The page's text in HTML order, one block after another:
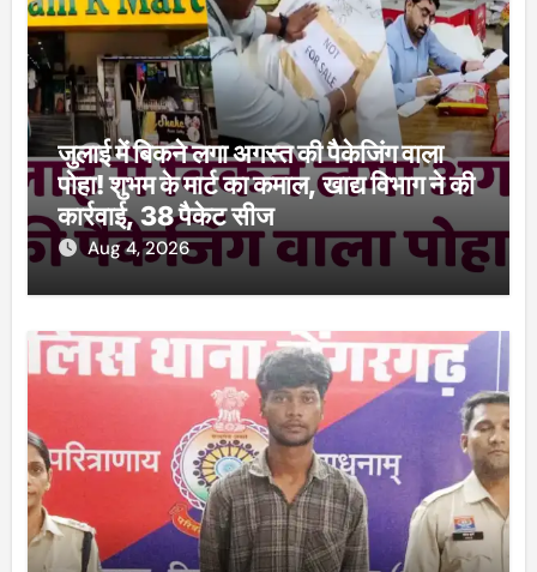
जुलाई में बिकने लगा अगस्त की पैकेजिंग वाला
पोहा! शुभम के मार्ट का कमाल, खाद्य विभाग ने की
कार्रवाई, 38 पैकेट सीज
Aug 4, 2026